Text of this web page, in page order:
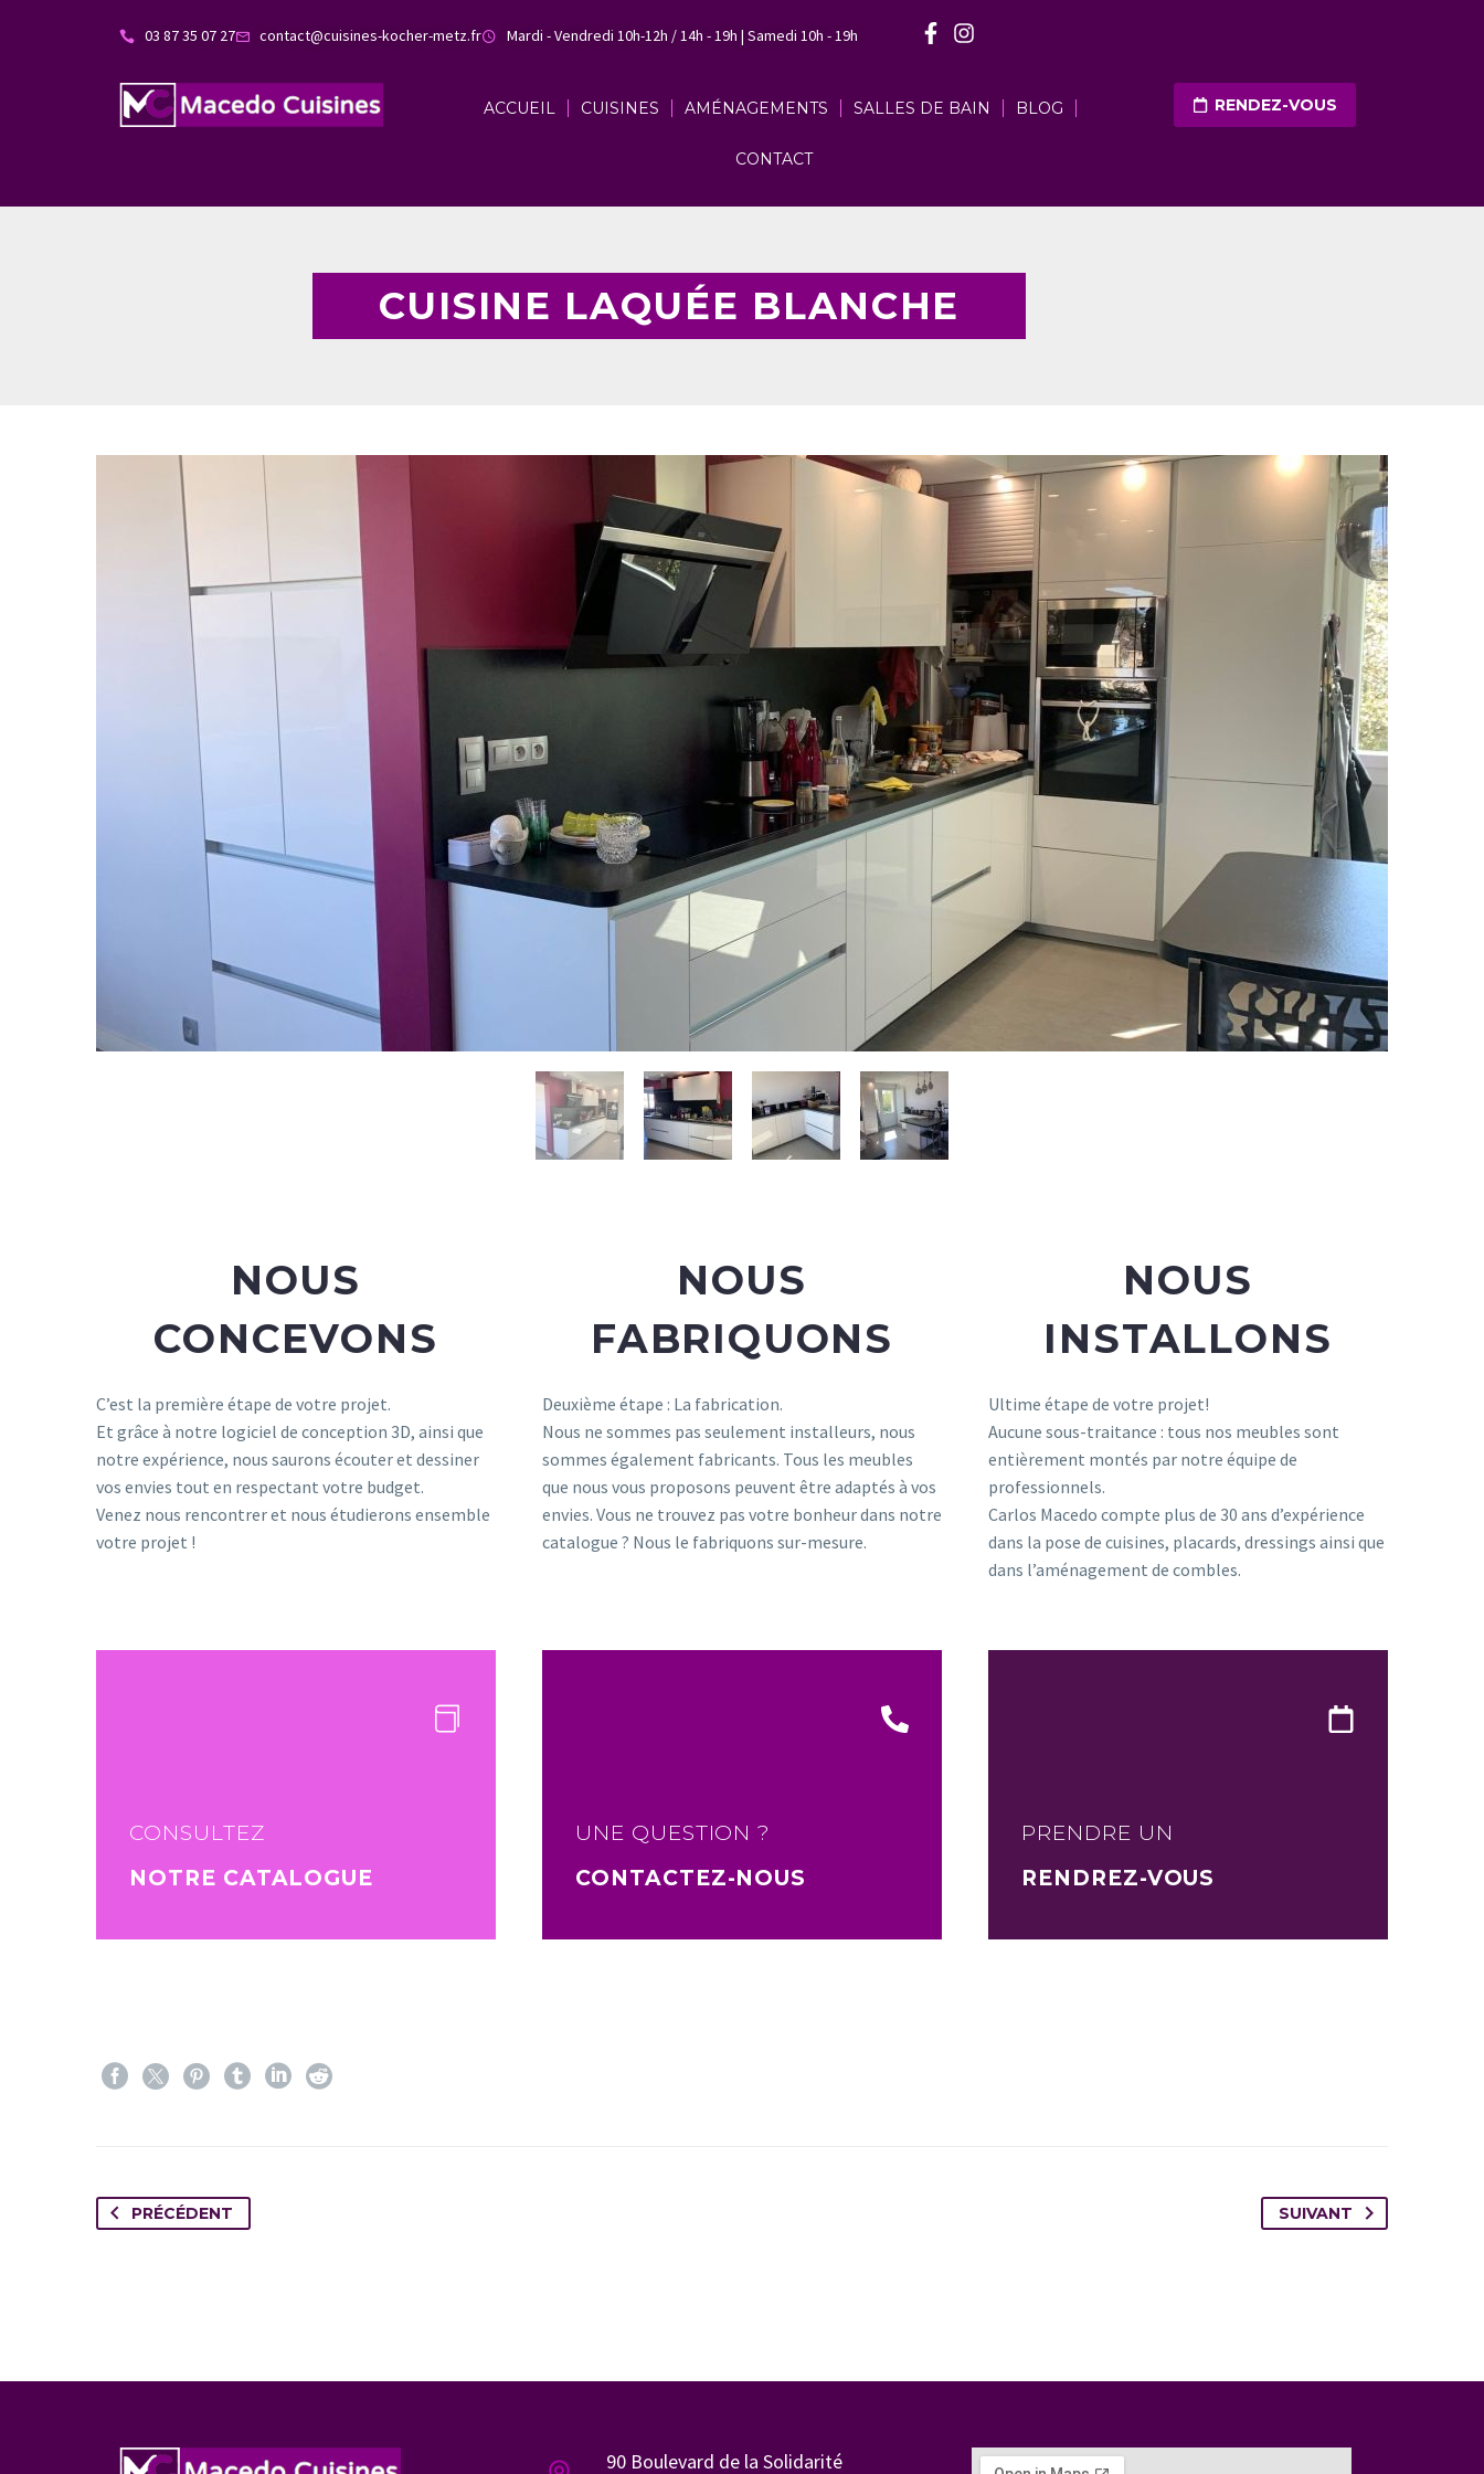
03 87 35 07 27 contact@cuisines-kocher-metz.fr Mardi - Vendredi 10h-12h / 14h - 19h | Samedi 10h - 19h
ACCUEIL CUISINES AMÉNAGEMENTS SALLES DE BAIN BLOG
CONTACT
RENDEZ-VOUS
CUISINE LAQUÉE BLANCHE
NOUS
CONCEVONS
C’est la première étape de votre projet.
Et grâce à notre logiciel de conception 3D, ainsi que
notre expérience, nous saurons écouter et dessiner
vos envies tout en respectant votre budget.
Venez nous rencontrer et nous étudierons ensemble
votre projet !
NOUS
FABRIQUONS
Deuxième étape : La fabrication.
Nous ne sommes pas seulement installeurs, nous
sommes également fabricants. Tous les meubles
que nous vous proposons peuvent être adaptés à vos
envies. Vous ne trouvez pas votre bonheur dans notre
catalogue ? Nous le fabriquons sur-mesure.
NOUS
INSTALLONS
Ultime étape de votre projet!
Aucune sous-traitance : tous nos meubles sont
entièrement montés par notre équipe de
professionnels.
Carlos Macedo compte plus de 30 ans d’expérience
dans la pose de cuisines, placards, dressings ainsi que
dans l’aménagement de combles.
CONSULTEZ
NOTRE CATALOGUE
UNE QUESTION ?
CONTACTEZ-NOUS
PRENDRE UN
RENDREZ-VOUS
PRÉCÉDENT SUIVANT
90 Boulevard de la Solidarité